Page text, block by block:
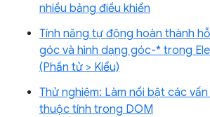
nhiều bảng điều khiển
Tính năng tự động hoàn thành
góc và hình dạng góc-* trong
(Phần tử > Kiểu)
Thử nghiệm: Làm nổi bật các
thuộc tính trong DOM